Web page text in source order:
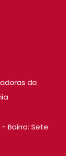
da
Bairro: Sete